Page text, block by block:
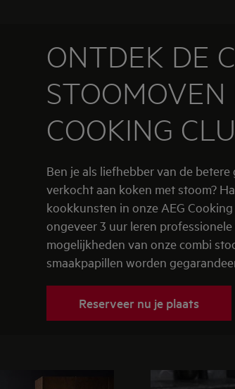
ONTDEK DE
COOKING
Ben je als liefhebber van de
verkocht aan koken met stoom?
kookkunsten in onze AEG
ongeveer 3 uur leren
mogelijkheden van onze combi
smaakpapillen worden
Reserveer nu je plaats